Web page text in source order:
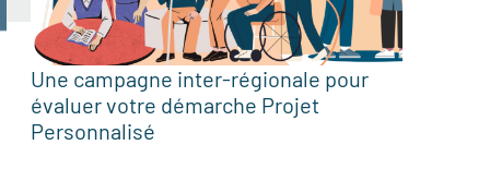
Une campagne inter-régionale pour
évaluer votre démarche Projet
Personnalisé